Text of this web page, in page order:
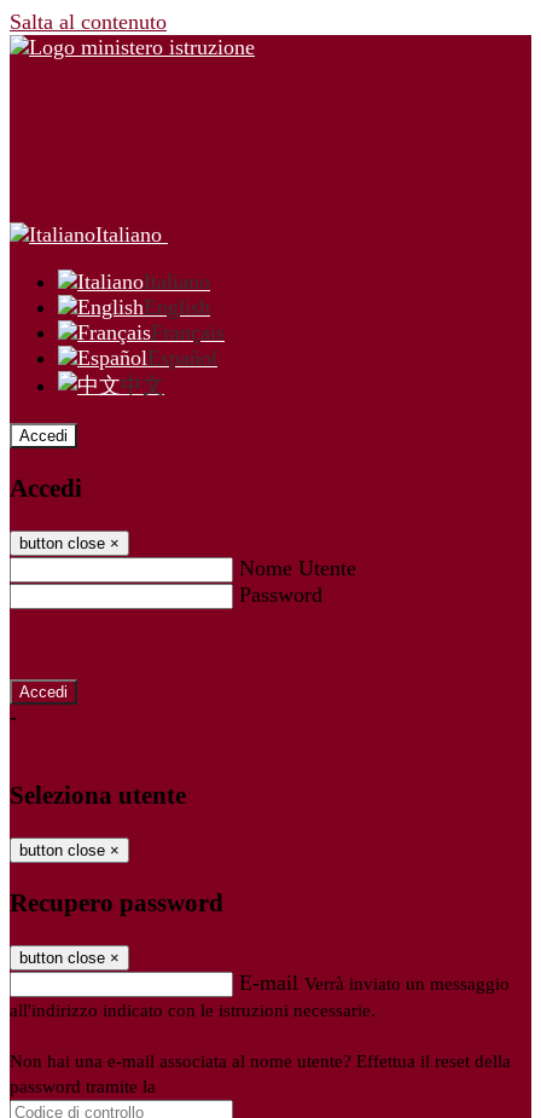
Salta al contenuto
Italiano
Italiano
English
Français
Español
中文
Accedi
Accedi
button close ×
Nome Utente
Password
-
Seleziona utente
button close ×
Recupero password
button close ×
E-mail Verrà inviato un messaggio
all'indirizzo indicato con le istruzioni necessarie.
Non hai una e-mail associata al nome utente? Effettua il reset della
password tramite la